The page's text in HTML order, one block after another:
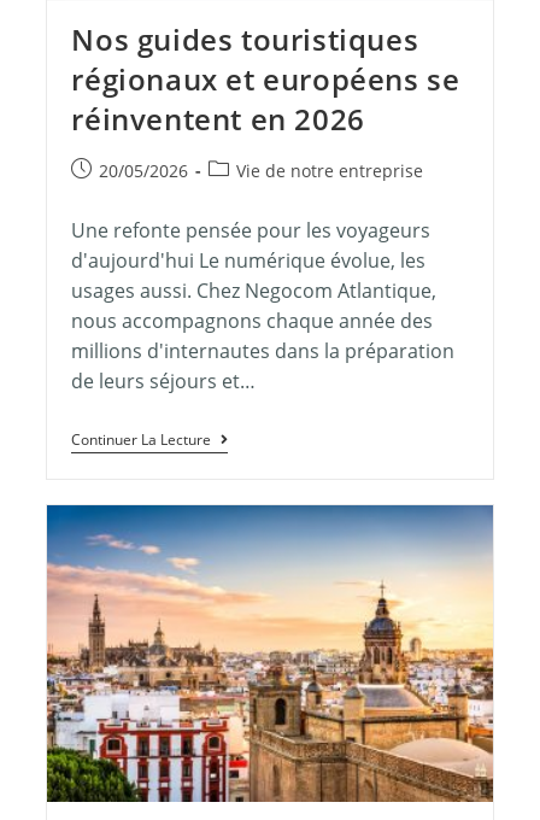
Nos guides touristiques
régionaux et européens se
réinventent en 2026
20/05/2026 Vie de notre entreprise
Une refonte pensée pour les voyageurs
d'aujourd'hui Le numérique évolue, les
usages aussi. Chez Negocom Atlantique,
nous accompagnons chaque année des
millions d'internautes dans la préparation
de leurs séjours et…
Continuer La Lecture